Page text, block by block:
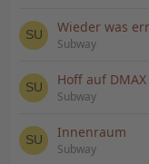
Wieder was
Subway
Hoff auf DMAX
Subway
Innenraum
Subway